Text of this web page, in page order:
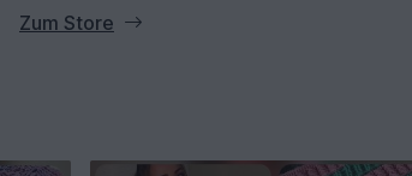
Zum Store